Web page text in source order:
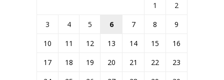
1
2
3
4 5 6 7 8
9
10
11 12 13 14 15
16
17
18 19 20 21 22
23